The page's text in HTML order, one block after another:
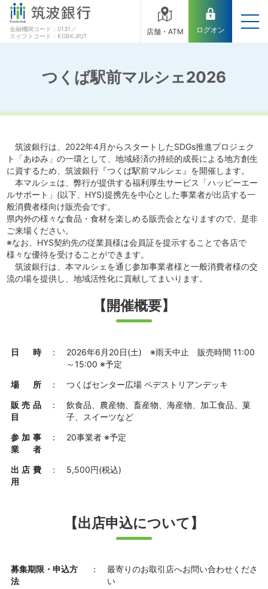
金融機関コード：0131／
スイフトコード：KGBKJPJT
店舗・ATM ログオン
つくば駅前マルシェ2026
筑波銀行は、2022年4月からスタートしたSDGs推進プロジェク
ト「あゆみ」の一環として、地域経済の持続的成長による地方創生
に資するため、筑波銀行『つくば駅前マルシェ』を開催します。
本マルシェは、弊行が提供する福利厚生サービス「ハッピーエー
ルサポート」(以下、HYS)提携先を中心とした事業者が出店する一
般消費者様向け販売会です。
県内外の様々な食品・食材を楽しめる販売会となりますので、是非
ご来場ください。
※なお、HYS契約先の従業員様は会員証を提示することで各店で
様々な優待を受けることができます。
筑波銀行は、本マルシェを通じ参加事業者様と一般消費者様の交
流の場を提供し、地域活性化に貢献してまいります。
【開催概要】
日時 ：
2026年6月20日(土) ※雨天中止 販売時間 11:00
～15:00 ※予定
場所
：
つくばセンター広場 ペデストリアンデッキ
販売品
目
：
飲食品、農産物、畜産物、海産物、加工食品、菓
子、スイーツなど
参加事
業者
： 20事業者 ※予定
出店費
用
： 5,500円(税込)
【出店申込について】
募集期限・申込方
法
：
最寄りのお取引店へお問い合わせくださ
い